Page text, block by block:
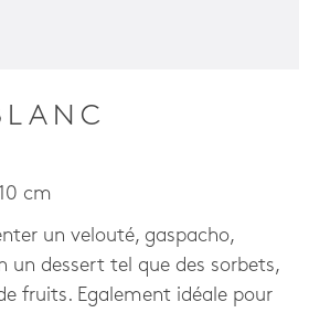
cm
un velouté, gaspacho,
un dessert tel que des sorbets,
fruits. Egalement idéale pour